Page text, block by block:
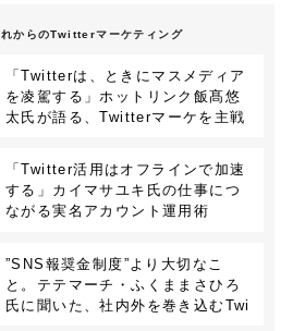
れからのTwitterマーケティング
「Twitterは、ときにマスメディア
を凌駕する」ホットリンク飯髙悠
太氏が語る、Twitterマーケを主戦
「Twitter活用はオフラインで加速
する」カイマサユキ氏の仕事につ
ながる実名アカウント運用術
”SNS報奨金制度”より大切なこ
と。テテマーチ・ふくままさひろ
氏に聞いた、社内外を巻き込むTwi